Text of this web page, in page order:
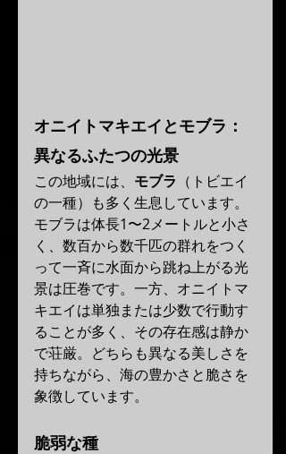
オニイトマキエイとモブラ：
異なるふたつの光景
この地域には、 モブラ （トビエイ
の一種）も多く生息しています。
モブラは体長1〜2メートルと小さ
く、数百から数千匹の群れをつく
って一斉に水面から跳ね上がる光
景は圧巻です。一方、オニイトマ
キエイは単独または少数で行動す
ることが多く、その存在感は静か
で荘厳。どちらも異なる美しさを
持ちながら、海の豊かさと脆さを
象徴しています。
脆弱な種